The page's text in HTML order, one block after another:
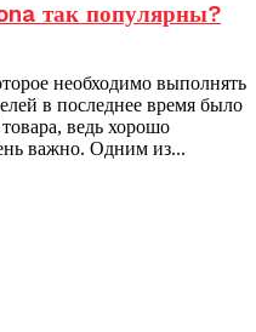
так популярны?
необходимо выполнять
в последнее время было
ведь хорошо
важно. Одним из...